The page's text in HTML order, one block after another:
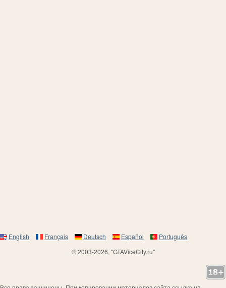
English Français Deutsch Español
Português
© 2003-2026, "GTAViceCity.ru"